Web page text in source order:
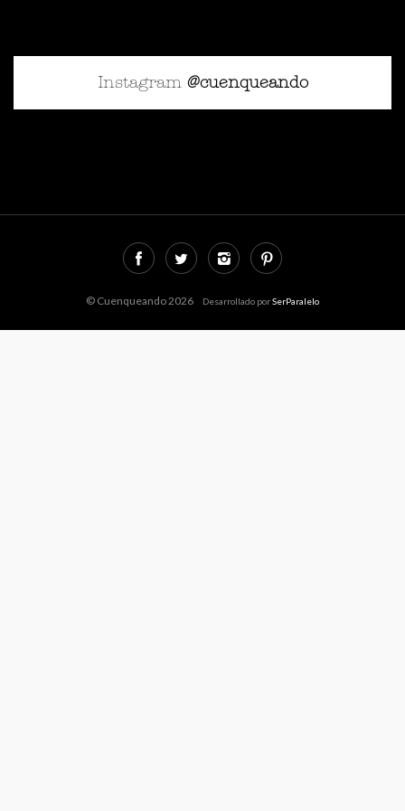
Instagram @cuenqueando
© Cuenqueando 2026 Desarrollado porSerParalelo